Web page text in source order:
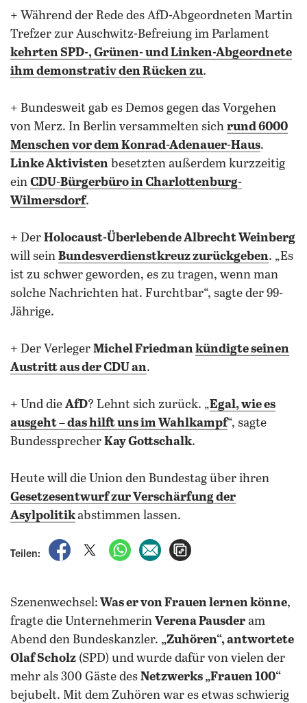
+ Während der Rede des AfD-Abgeordneten Martin
Trefzer zur Auschwitz-Befreiung im Parlament
kehrten SPD-, Grünen- und Linken-Abgeordnete
ihm demonstrativ den Rücken zu.
+ Bundesweit gab es Demos gegen das Vorgehen
von Merz. In Berlin versammelten sich rund 6000
Menschen vor dem Konrad-Adenauer-Haus.
Linke Aktivisten besetzten außerdem kurzzeitig
ein CDU-Bürgerbüro in Charlottenburg-
Wilmersdorf.
+ Der Holocaust-Überlebende Albrecht Weinberg
will sein Bundesverdienstkreuz zurückgeben. „Es
ist zu schwer geworden, es zu tragen, wenn man
solche Nachrichten hat. Furchtbar“, sagte der 99-
Jährige.
+ Der Verleger Michel Friedmankündigte seinen
Austritt aus der CDU an.
+ Und die AfD? Lehnt sich zurück. „Egal, wie es
ausgeht – das hilft uns im Wahlkampf“, sagte
Bundessprecher Kay Gottschalk.
Heute will die Union den Bundestag über ihren
Gesetzesentwurf zur Verschärfung der
Asylpolitikabstimmen lassen.
Teilen:
auf Facebook teilen
auf X teilenper WhatsApp teilen
per E-Mail teilen
Szenenwechsel: Was er von Frauen lernen könne,
fragte die Unternehmerin Verena Pausder am
Abend den Bundeskanzler. „Zuhören“, antwortete
Olaf Scholz (SPD) und wurde dafür von vielen der
mehr als 300 Gäste des Netzwerks „Frauen 100“
bejubelt. Mit dem Zuhören war es etwas schwierig